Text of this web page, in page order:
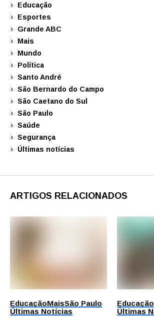
Educação
Esportes
Grande ABC
Mais
Mundo
Política
Santo André
São Bernardo do Campo
São Caetano do Sul
São Paulo
Saúde
Segurança
Últimas notícias
ARTIGOS RELACIONADOS
EducaçãoMaisSão Paulo
Últimas Notícias
Educação
Últimas